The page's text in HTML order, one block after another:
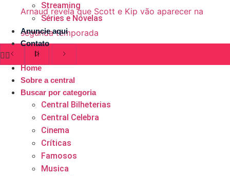
Arnaud revela que Scott e Kip vão aparecer na
segunda temporada
Streaming
Séries e Novelas
Anuncie aqui
Contato
Home
Sobre a central
Buscar por categoria
Central Bilheterias
Central Celebra
Cinema
Críticas
Famosos
Musica